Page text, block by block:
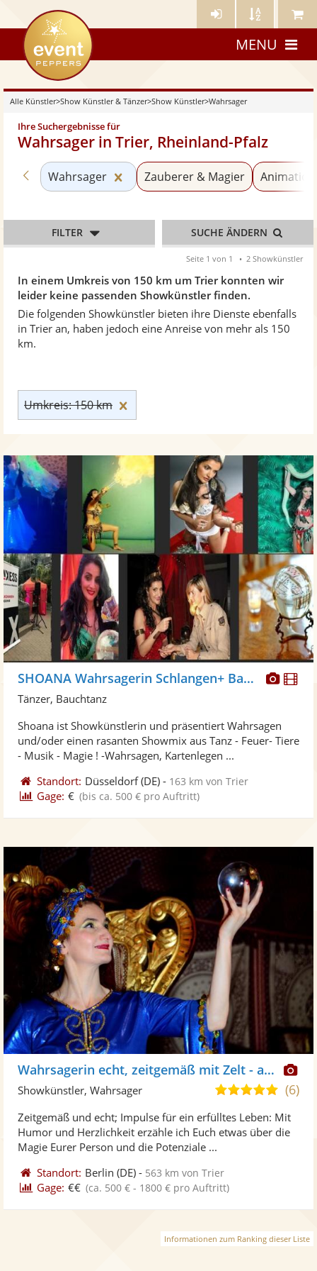
Künstler- Künstler Meine
eventpeppers
MENU
Alle Künstler>Show Künstler & Tänzer>Show Künstler>Wahrsager
Ihre Suchergebnisse für
Wahrsager in Trier, Rheinland-Pfalz
In einem Umkreis von 150 km um Trier konnten wir
leider keine passenden Showkünstler finden.
Die folgenden Showkünstler bieten ihre Dienste ebenfalls
in Trier an, haben jedoch eine Anreise von mehr als 150
km.
Zurück zu «Show Künstler»
Wahrsager Kategorie «Wahrsager»
Zauberer & Magier
Umkreis: 150 km
FILTER SUCHE ÄNDERN
Seite 1 von 1 2 Showkünstler
Fotos
SHOANA Wahrsagerin Schlangen+ Bauchtanz
Tänzer, Bauchtanz
Shoana ist Showkünstlerin und präsentiert Wahrsagen
und/oder einen rasanten Showmix aus Tanz - Feuer- Tiere
- Musik - Magie ! -Wahrsagen, Kartenlegen ...
Standort: Düsseldorf(DE) - 163 km von Trier
Gage: € (bis ca. 500 € pro Auftritt)
Wahrsagerin echt, zeitgemäß mit Zelt - auch online
5,0
5
(6)
Showkünstler, Wahrsager
Zeitgemäß und echt; Impulse für ein erfülltes Leben: Mit
Humor und Herzlichkeit erzähle ich Euch etwas über die
Magie Eurer Person und die Potenziale ...
Standort: Berlin (DE) - 563 km von Trier
Gage: €€ (ca. 500 € - 1800 € pro Auftritt)
Informationen zum Ranking dieser Liste